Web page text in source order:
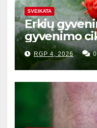
SVEIKATA
Erkių
gyvenimo
RGP 4, 2026